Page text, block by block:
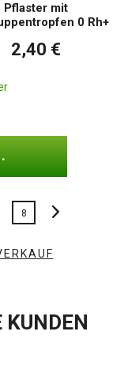
Pflaster mit
0 Rh+
2,40 €
8
KUNDEN